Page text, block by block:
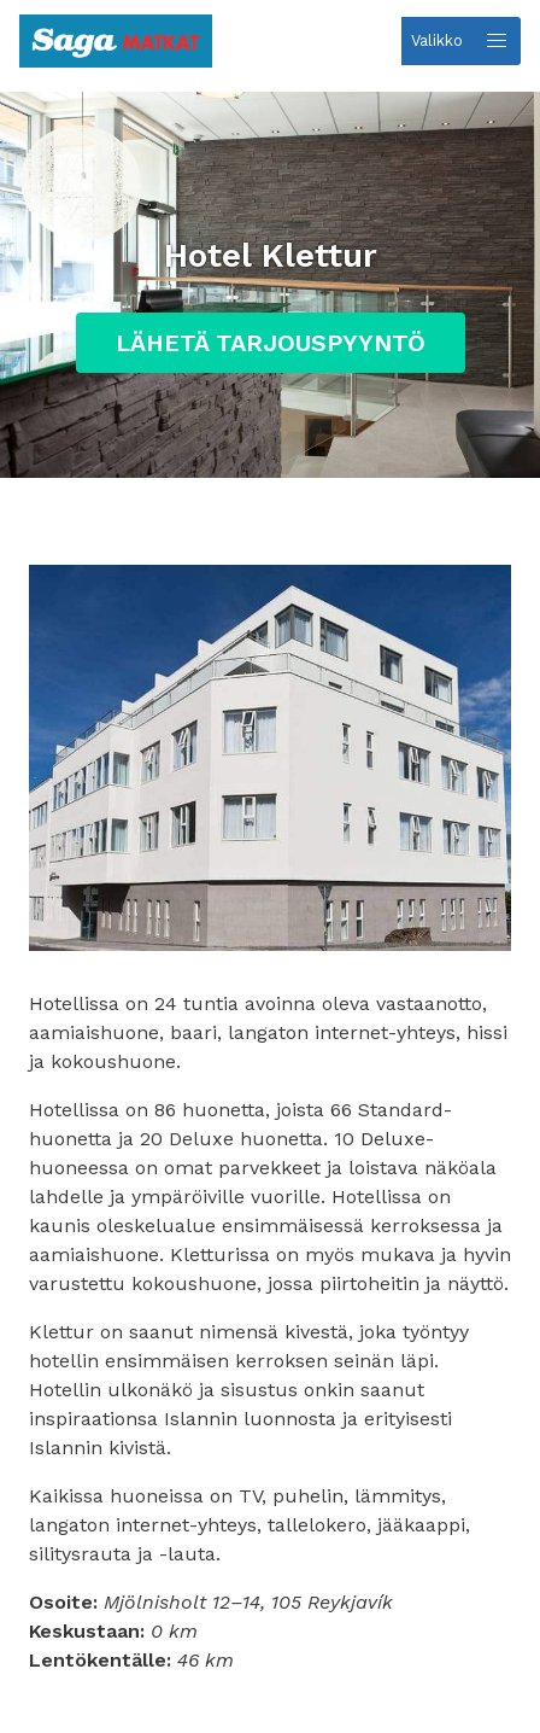
Etusivulle
Valikko
Hotel Klettur
LÄHETÄ TARJOUSPYYNTÖ
Hotellissa on 24 tuntia avoinna oleva vastaanotto,
aamiaishuone, baari, langaton internet-yhteys, hissi
ja kokoushuone.
Hotellissa on 86 huonetta, joista 66 Standard-
huonetta ja 20 Deluxe huonetta. 10 Deluxe-
huoneessa on omat parvekkeet ja loistava näköala
lahdelle ja ympäröiville vuorille. Hotellissa on
kaunis oleskelualue ensimmäisessä kerroksessa ja
aamiaishuone. Kletturissa on myös mukava ja hyvin
varustettu kokoushuone, jossa piirtoheitin ja näyttö.
Klettur on saanut nimensä kivestä, joka työntyy
hotellin ensimmäisen kerroksen seinän läpi.
Hotellin ulkonäkö ja sisustus onkin saanut
inspiraationsa Islannin luonnosta ja erityisesti
Islannin kivistä.
Kaikissa huoneissa on TV, puhelin, lämmitys,
langaton internet-yhteys, tallelokero, jääkaappi,
silitysrauta ja -lauta.
Osoite: Mjölnisholt 12–14, 105 Reykjavík
Keskustaan: 0 km
Lentökentälle: 46 km